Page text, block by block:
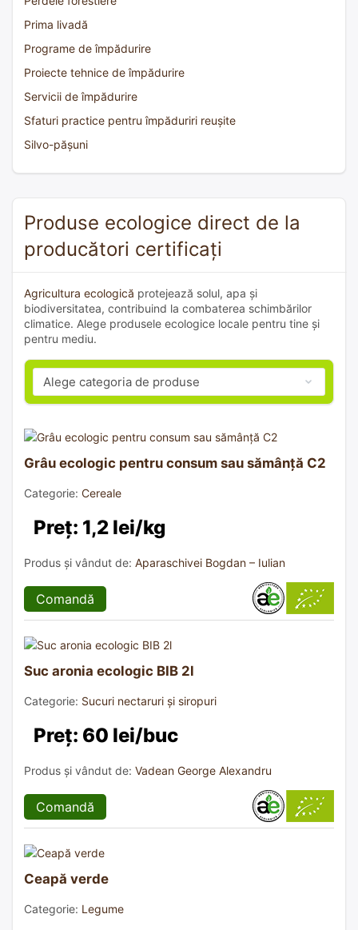
Prima livadă
Programe de împădurire
Proiecte tehnice de împădurire
Servicii de împădurire
Sfaturi practice pentru împăduriri reușite
Silvo-pășuni
Produse ecologice direct de la
producători certificați
Agricultura ecologică protejează solul, apa și
biodiversitatea, contribuind la combaterea schimbărilor
climatice. Alege produsele ecologice locale pentru tine și
pentru mediu.
Grâu ecologic pentru consum sau sămânță C2
Categorie: Cereale
Preț: 1,2 lei/kg
Produs și vândut de: Aparaschivei Bogdan – Iulian
Comandă
Suc aronia ecologic BIB 2l
Categorie: Sucuri nectaruri și siropuri
Preț: 60 lei/buc
Produs și vândut de: Vadean George Alexandru
Comandă
Ceapă verde
Categorie: Legume